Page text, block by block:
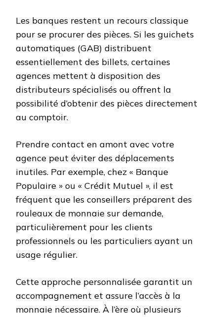
Les banques restent un recours classique
pour se procurer des pièces. Si les guichets
automatiques (GAB) distribuent
essentiellement des billets, certaines
agences mettent à disposition des
distributeurs spécialisés ou offrent la
possibilité d’obtenir des pièces directement
au comptoir.
Prendre contact en amont avec votre
agence peut éviter des déplacements
inutiles. Par exemple, chez « Banque
Populaire » ou « Crédit Mutuel », il est
fréquent que les conseillers préparent des
rouleaux de monnaie sur demande,
particulièrement pour les clients
professionnels ou les particuliers ayant un
usage régulier.
Cette approche personnalisée garantit un
accompagnement et assure l’accès à la
monnaie nécessaire. À l’ère où plusieurs